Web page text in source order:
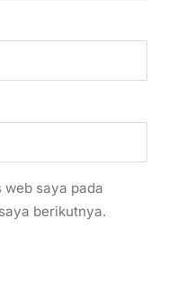
web saya pada
berikutnya.